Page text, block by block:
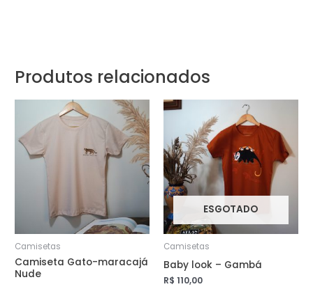
Produtos relacionados
Camisetas
Camiseta Gato-maracajá
Nude
ESGOTADO
Camisetas
Baby look – Gambá
R$ 110,00